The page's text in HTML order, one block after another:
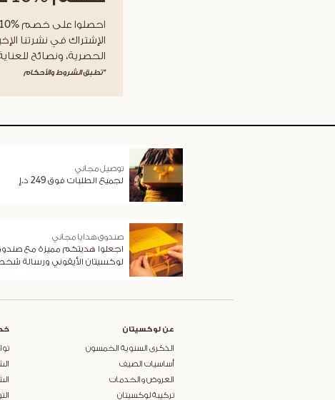
الإشتراك في نشرتنا
الحصرية، ونصائح
*تطبق الشروط والأحكام
توصيل مجاني
لجميع الطلبات فوق 249 د.إ
صندوق هدايا مجاني
اجعلوا هديتكم مميزة مع
لوكسيتان الأيقوني ورسالة
عن لوكسيتان
الذكرى السنوية الخمسون
أساسيات الصيف
العروض والخدمات
تركيبة لوكسيتان